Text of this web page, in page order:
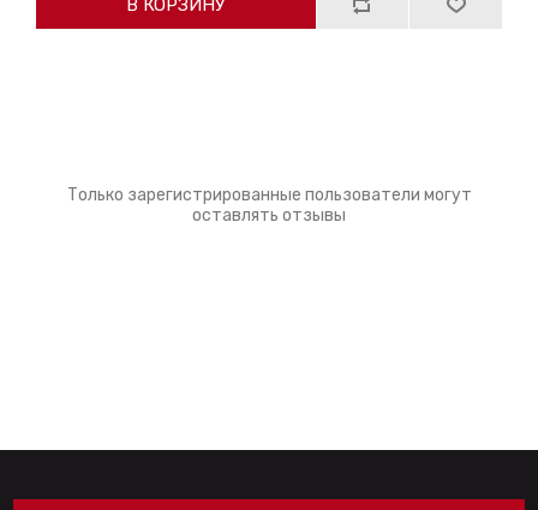
В КОРЗИНУ
Только зарегистрированные пользователи могут
оставлять отзывы